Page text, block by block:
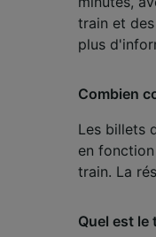
train et
plus
Combien
Les billets
en
train. La
Quel est le